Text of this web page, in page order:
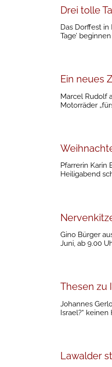
Drei tolle
Das Dorffest in
Tage’
Ein neues
Marcel Rudolf
Motorräder
Pfarrerin
Heiligabend
Gino Bürger
Juni, ab 9.00
Thesen zu
Johannes
Israel?“
Lawalder